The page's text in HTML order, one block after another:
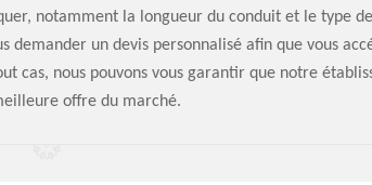
notamment la longueur du conduit et le type
demander un devis personnalisé afin que vous
cas, nous pouvons vous garantir que notre
offre du marché.